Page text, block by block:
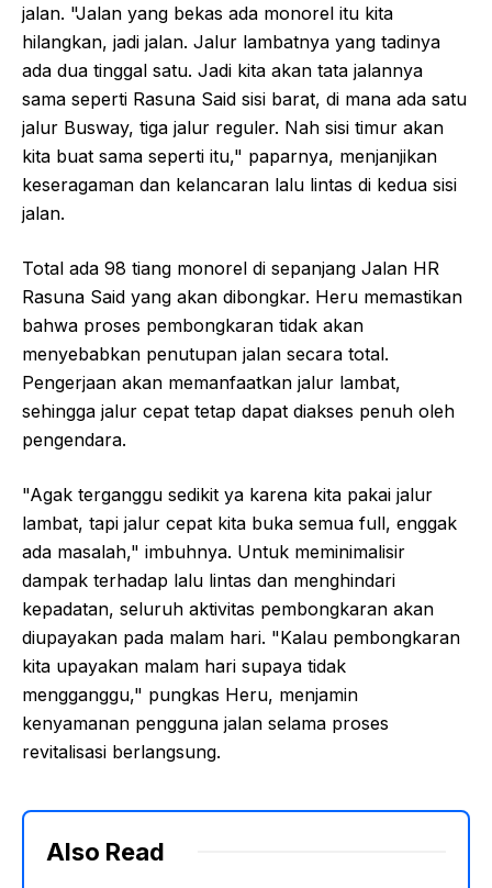
jalan. "Jalan yang bekas ada monorel itu kita
hilangkan, jadi jalan. Jalur lambatnya yang tadinya
ada dua tinggal satu. Jadi kita akan tata jalannya
sama seperti Rasuna Said sisi barat, di mana ada satu
jalur Busway, tiga jalur reguler. Nah sisi timur akan
kita buat sama seperti itu," paparnya, menjanjikan
keseragaman dan kelancaran lalu lintas di kedua sisi
jalan.
Total ada 98 tiang monorel di sepanjang Jalan HR
Rasuna Said yang akan dibongkar. Heru memastikan
bahwa proses pembongkaran tidak akan
menyebabkan penutupan jalan secara total.
Pengerjaan akan memanfaatkan jalur lambat,
sehingga jalur cepat tetap dapat diakses penuh oleh
pengendara.
"Agak terganggu sedikit ya karena kita pakai jalur
lambat, tapi jalur cepat kita buka semua full, enggak
ada masalah," imbuhnya. Untuk meminimalisir
dampak terhadap lalu lintas dan menghindari
kepadatan, seluruh aktivitas pembongkaran akan
diupayakan pada malam hari. "Kalau pembongkaran
kita upayakan malam hari supaya tidak
mengganggu," pungkas Heru, menjamin
kenyamanan pengguna jalan selama proses
revitalisasi berlangsung.
Also Read